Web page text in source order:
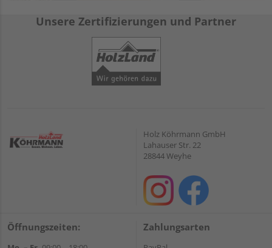
Unsere Zertifizierungen und Partner
Holz Köhrmann GmbH
Lahauser Str. 22
28844 Weyhe
Öffnungszeiten: Zahlungsarten